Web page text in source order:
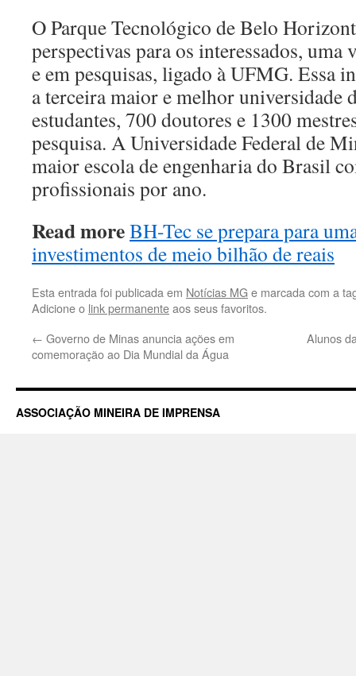
O Parque Tecnológico de Belo
perspectivas para os interessados, uma
e em pesquisas, ligado à UFMG. Essa
a terceira maior e melhor universidade
estudantes, 700 doutores e 1300
pesquisa. A Universidade Federal de
maior escola de engenharia do Brasil
profissionais por ano.
Read moreBH-Tec se prepara para
investimentos de meio bilhão de reais
Esta entrada foi publicada em Notícias MGe marcada com a
Adicione o link permanenteaos seus favoritos.
← Governo de Minas anuncia ações em
comemoração ao Dia Mundial da Água
Alunos
ASSOCIAÇÃO MINEIRA DE IMPRENSA